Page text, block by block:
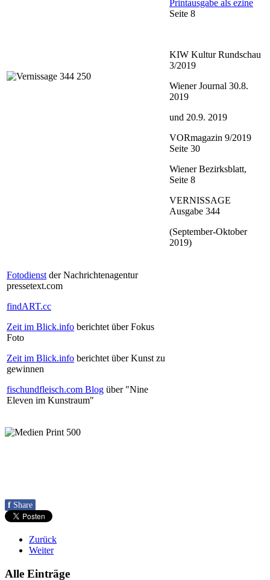
Printausgabe als ezine
Seite 8
KIW Kultur Rundschau
3/2019
Wiener Journal 30.8.
2019
und 20.9. 2019
VORmagazin 9/2019
Seite 30
Wiener Bezirksblatt,
Seite 8
VERNISSAGE
Ausgabe 344
(September-Oktober
2019)
Fotodienst der Nachrichtenagentur
pressetext.com
findART.cc
Zeit im Blick.info berichtet über Fokus
Foto
Zeit im Blick.info berichtet über Kunst zu
gewinnen
fischundfleisch.com Blog über "Nine
Eleven im Kunstraum"
f Share
Zurück
Weiter
Alle Einträge